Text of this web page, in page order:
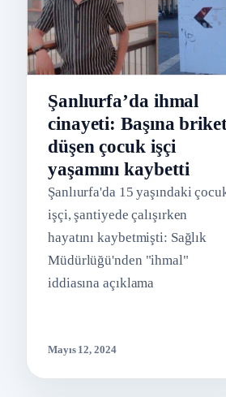
Şanlıurfa’da ihmal
cinayeti: Başına
düşen çocuk işçi
yaşamını kaybetti
Şanlıurfa'da 15 yaşındaki
işçi, şantiyede çalışırken
hayatını kaybetmişti: Sağlık
Müdürlüğü'nden "ihmal"
iddiasına açıklama
Mayıs 12, 2024